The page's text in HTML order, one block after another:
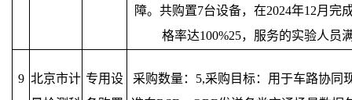
障。共购置7台设备，在2024年12月完
格率达100%25，服务的实验人员
9 北京市计 专用设
采购数量：5,采购目标：用于车路协同